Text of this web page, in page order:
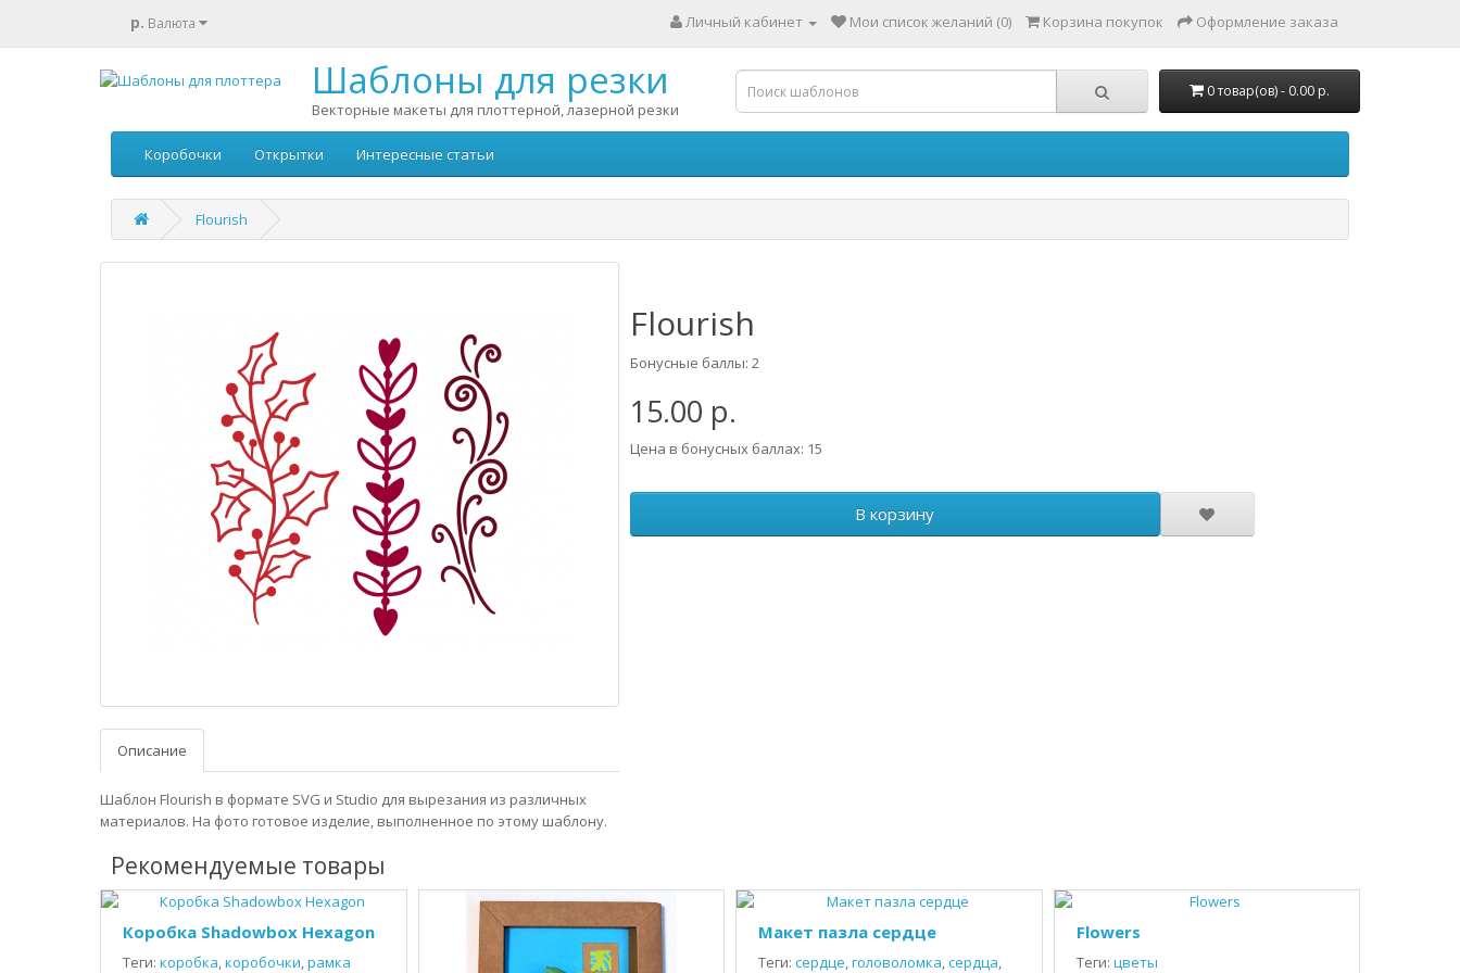
р. Валюта Личный кабинет Мои список желаний (0) Корзина покупок Оформление заказа
Шаблоны для резки
Векторные макеты для плоттерной, лазерной резки
0 товар(ов) - 0.00 р.
Коробочки Открытки Интересные статьи
Flourish
Описание
Шаблон Flourish в формате SVG и Studio для вырезания из различных
материалов. На фото готовое изделие, выполненное по этому шаблону.
Flourish
Бонусные баллы: 2
15.00 р.
Цена в бонусных баллах: 15
В корзину
Рекомендуемые товары
Коробка Shadowbox Hexagon
Теги: коробка,коробочки,рамка
Макет пазла сердце
Теги: сердце,головоломка,сердца,
Flowers
Теги: цветы